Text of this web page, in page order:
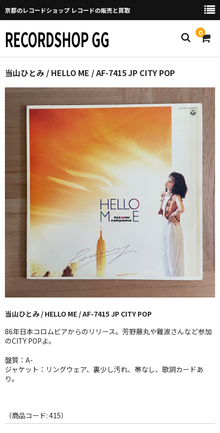
京都のレコードショップ レコードの販売と買取
RECORDSHOP GG 0
Home
マイページ
GGについて
買取について
取り置きなどについて
Categories
New Arrivals
新譜
GG RECORD （当店のレーベル）
JAZZ-US
BLUE NOTE
JAZZ-EU
JAZZ-JP
JAZZ-VOCAL
FOLK,SSW
当山ひとみ / HELLO ME / AF-7415 JP CITY POP
当山ひとみ / HELLO ME / AF-7415 JP CITY POP
86年日本コロムビアからのリリース。芳野藤丸や難波さんなど参加
のCITY POPよ。
盤質：A-
ジャケット：リングウェア、裏少し汚れ、帯なし、歌詞カードあ
り。
（商品コード: 415）